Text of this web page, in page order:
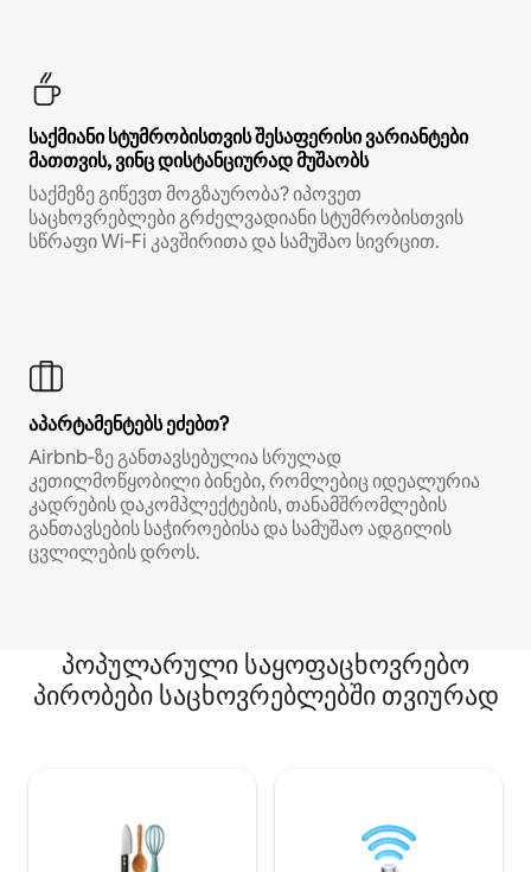
საქმიანი სტუმრობისთვის შესაფერისი ვარიანტები
მათთვის, ვინც დისტანციურად მუშაობს
საქმეზე გიწევთ მოგზაურობა? იპოვეთ
საცხოვრებლები გრძელვადიანი სტუმრობისთვის
სწრაფი Wi‑Fi კავშირითა და სამუშაო სივრცით.
აპარტამენტებს ეძებთ?
Airbnb‑ზე განთავსებულია სრულად
კეთილმოწყობილი ბინები, რომლებიც იდეალურია
კადრების დაკომპლექტების, თანამშრომლების
განთავსების საჭიროებისა და სამუშაო ადგილის
ცვლილების დროს.
პოპულარული საყოფაცხოვრებო
პირობები საცხოვრებლებში თვიურად